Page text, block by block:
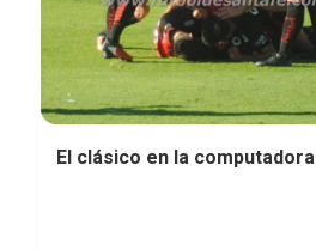
El clásico en la computadora